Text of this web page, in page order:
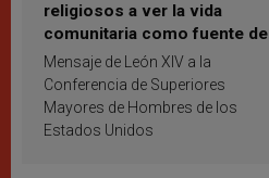
religiosos a ver la vida
comunitaria como fuente de
inspiración y santificación
Mensaje de León XIV a la
Conferencia de Superiores
Mayores de Hombres de los
Estados Unidos